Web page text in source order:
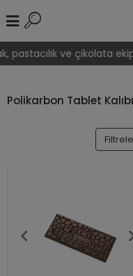
pastacılık ve çikolata
Polikarbon Tablet Kalıbı